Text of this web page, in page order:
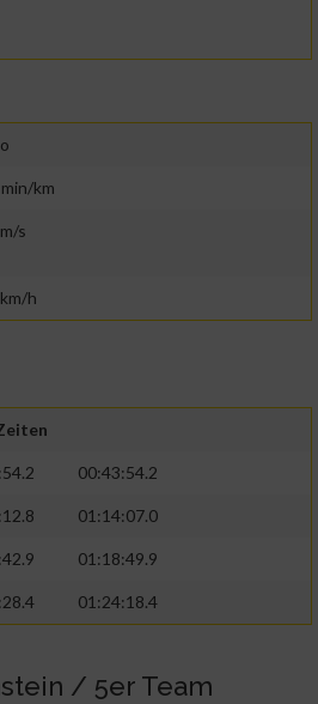
km
s
h
00:43:54.2
01:14:07.0
01:18:49.9
01:24:18.4
/ 5er Team